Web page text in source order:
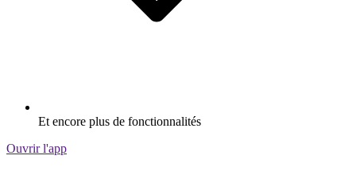
Et encore plus de fonctionnalités
Ouvrir l'app